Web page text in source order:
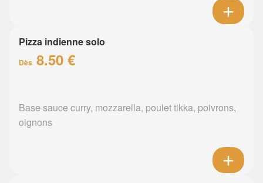
Pizza indienne solo
Dès 8.50 €
Base sauce curry, mozzarella, poulet tikka, poivrons,
oignons